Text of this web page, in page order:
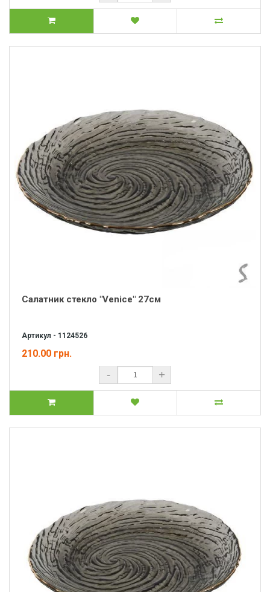
Салатник стекло "Venice" 27см
Артикул - 1124526
210.00 грн.
- +